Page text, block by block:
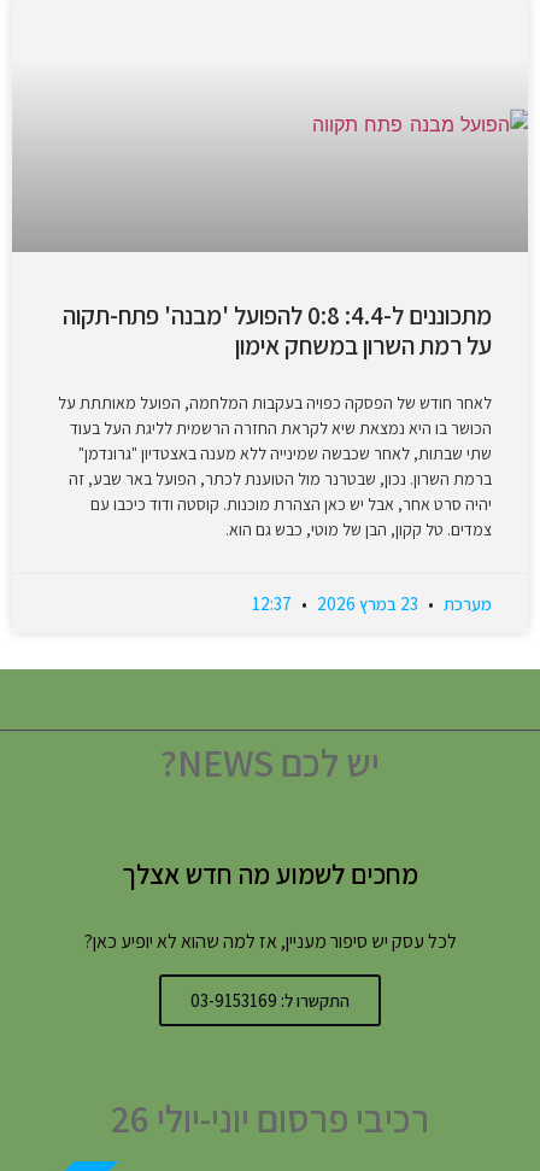
מתכוננים ל-4.4: 0:8 להפועל 'מבנה' פתח-תקוה
על רמת השרון במשחק אימון
לאחר חודש של הפסקה כפויה בעקבות המלחמה, הפועל מאותתת על
הכושר בו היא נמצאת שיא לקראת החזרה הרשמית לליגת העל בעוד
שתי שבתות, לאחר שכבשה שמינייה ללא מענה באצטדיון "גרונדמן"
ברמת השרון. נכון, שבטרנר מול הטוענת לכתר, הפועל באר שבע, זה
יהיה סרט אחר, אבל יש כאן הצהרת מוכנות. קוסטה ודוד כיכבו עם
צמדים. טל קקון, הבן של מוטי, כבש גם הוא.
מערכת
יש לכם NEWS?
מחכים לשמוע מה חדש אצלך
לכל עסק יש סיפור מעניין, אז למה שהוא לא יופיע כאן?
התקשרו ל: 03-9153169
רכיבי פרסום יוני-יולי 26